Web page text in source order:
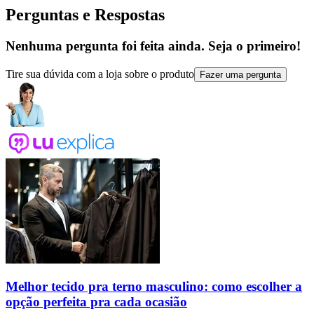
Perguntas e Respostas
Nenhuma pergunta foi feita ainda. Seja o primeiro!
Tire sua dúvida com a loja sobre o produto Fazer uma pergunta
Melhor tecido pra terno masculino: como escolher a
opção perfeita pra cada ocasião